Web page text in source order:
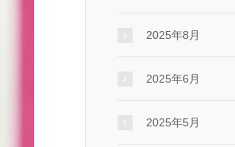
2025年8月
2025年6月
2025年5月